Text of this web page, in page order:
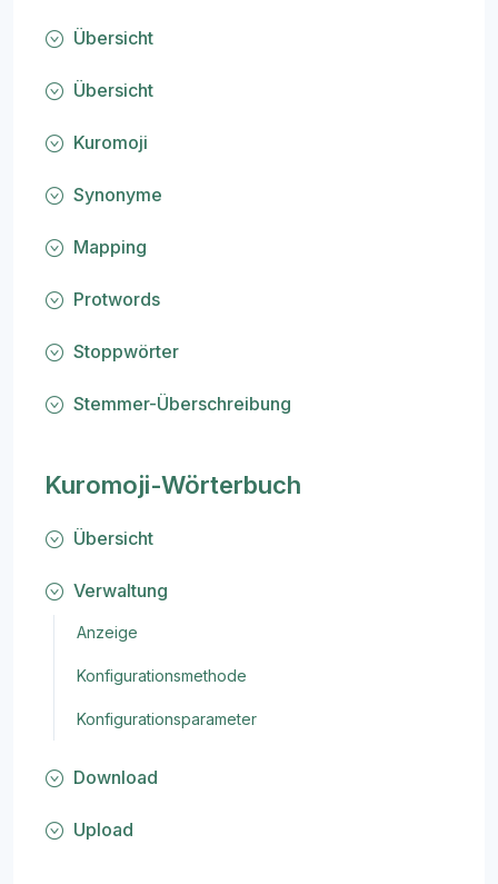
Übersicht
Übersicht
Kuromoji
Synonyme
Mapping
Protwords
Stoppwörter
Stemmer-Überschreibung
Kuromoji-Wörterbuch
Übersicht
Verwaltung
Anzeige
Konfigurationsmethode
Konfigurationsparameter
Download
Upload